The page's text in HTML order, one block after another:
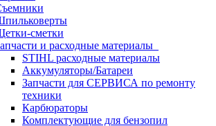
сметки
и расходные материалы
STIHL расходные материалы
Аккумуляторы/Батареи
Запчасти для СЕРВИСА по ремонту
техники
Карбюраторы
Комплектующие для бензопил